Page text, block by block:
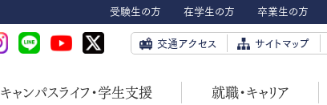
受験生の方 在学生の方 卒業生の方
キャンパスライフ・学生支援 就職・キャリア
交通アクセス サイトマップ